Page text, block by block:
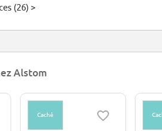
(26) >
Alstom
Caché